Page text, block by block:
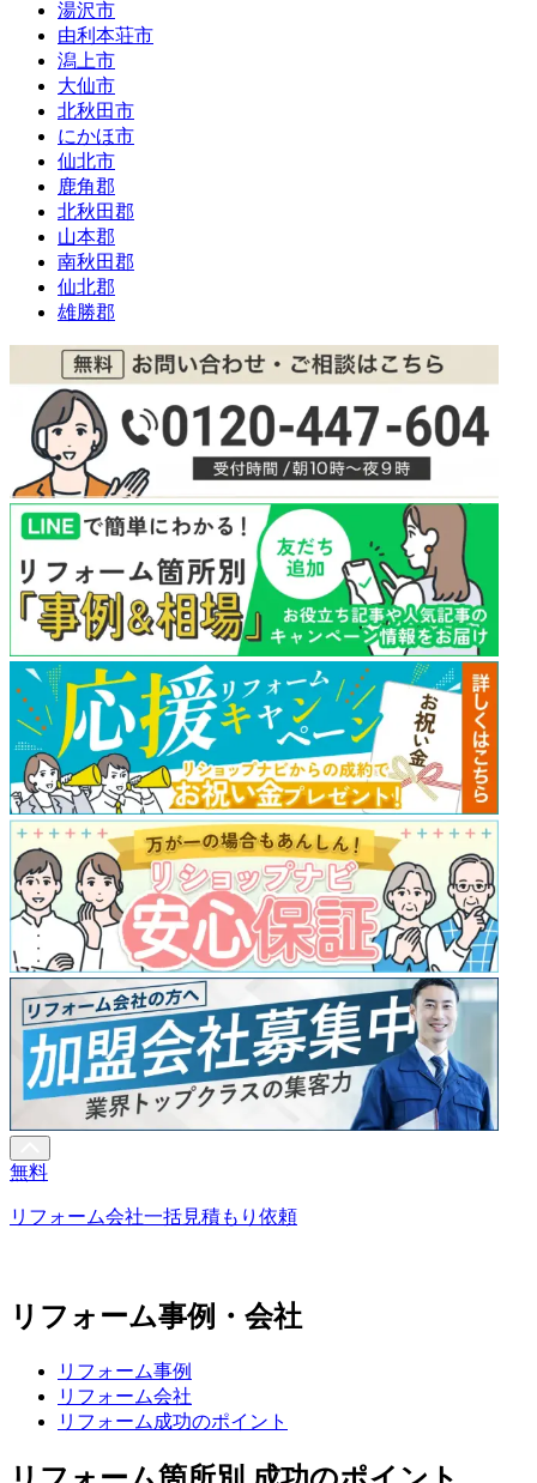
湯沢市
由利本荘市
潟上市
大仙市
北秋田市
にかほ市
仙北市
鹿角郡
北秋田郡
山本郡
南秋田郡
仙北郡
雄勝郡
無料
リフォーム会社一括見積もり依頼
リフォーム事例・会社
リフォーム事例
リフォーム会社
リフォーム成功のポイント